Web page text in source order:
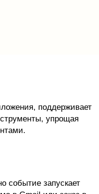
поддерживает
упрощая
событие запускает